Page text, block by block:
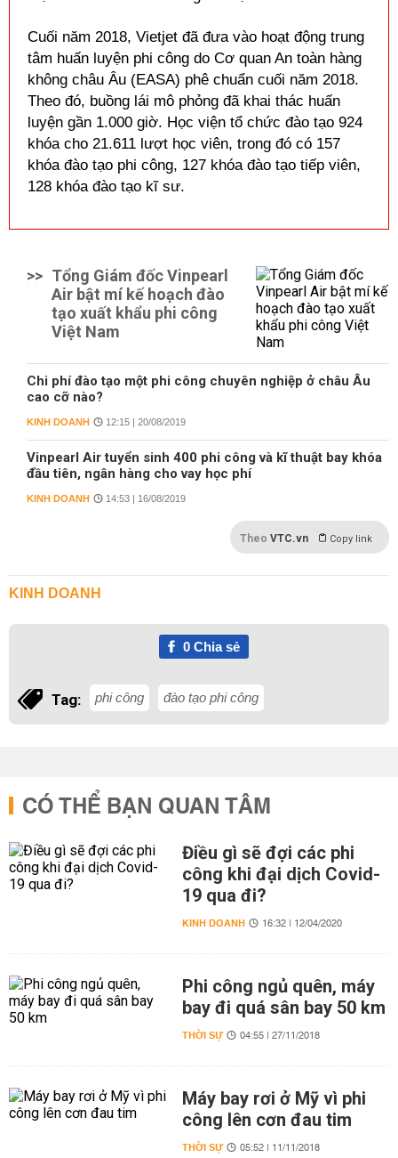
Cuối năm 2018, Vietjet đã đưa vào hoạt động trung
tâm huấn luyện phi công do Cơ quan An toàn hàng
không châu Âu (EASA) phê chuẩn cuối năm 2018.
Theo đó, buồng lái mô phỏng đã khai thác huấn
luyện gần 1.000 giờ. Học viện tổ chức đào tạo 924
khóa cho 21.611 lượt học viên, trong đó có 157
khóa đào tạo phi công, 127 khóa đào tạo tiếp viên,
128 khóa đào tạo kĩsư.
>> Tổng Giám đốc Vinpearl
Air bật mí kế hoạch đào
tạo xuất khẩu phi công
Việt Nam
Chi phí đào tạo một phi công chuyên nghiệp ở châu Âu
cao cỡ nào?
KINH DOANH 12:15 | 20/08/2019
Vinpearl Air tuyển sinh 400 phi công và kĩ thuật bay khóa
đầu tiên, ngân hàng cho vay học phí
KINH DOANH 14:53 | 16/08/2019
Theo VTC.vn Copy link
KINH DOANH
0Chia sẻ
Tag: phi công đào tạo phi công
CÓ THỂ BẠN QUAN TÂM
Điều gì sẽ đợi các phi
công khi đại dịch Covid-
19 qua đi?
KINH DOANH 16:32 | 12/04/2020
Phi công ngủ quên, máy
bay đi quá sân bay 50 km
THỜI SỰ 04:55 | 27/11/2018
Máy bay rơi ở Mỹ vì phi
công lên cơn đau tim
THỜI SỰ 05:52 | 11/11/2018